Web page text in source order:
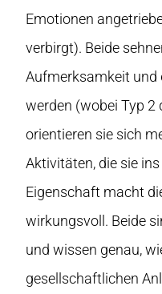
Emotionen
verbirgt). Beide
Aufmerksamkeit und
werden (wobei Typ 2
orientieren sie sich
Aktivitäten, die sie
Eigenschaft macht
wirkungsvoll. Beide
und wissen genau,
gesellschaftlichen